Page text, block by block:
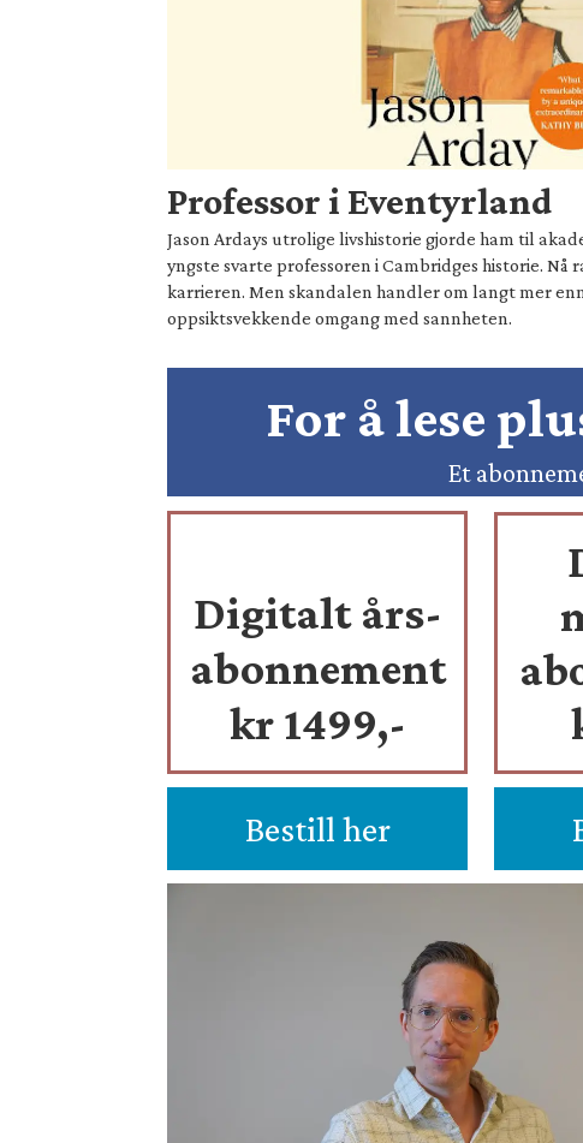
Professor i Eventyrland
Jason Ardays utrolige livshistorie gjorde ham til
yngste svarte professoren i Cambridges historie. Nå
karrieren. Men skandalen handler om langt mer
oppsiktsvekkende omgang med sannheten.
For å lese
Et
Digitalt års-
abonnement
kr 1499,-
Bestill her